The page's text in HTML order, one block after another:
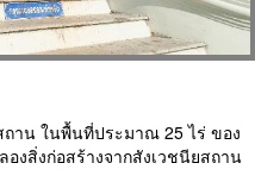
าน ในพื้นที่ประมาณ 25 ไร่ ของ
งสิ่งก่อสร้างจากสังเวชนียสถาน